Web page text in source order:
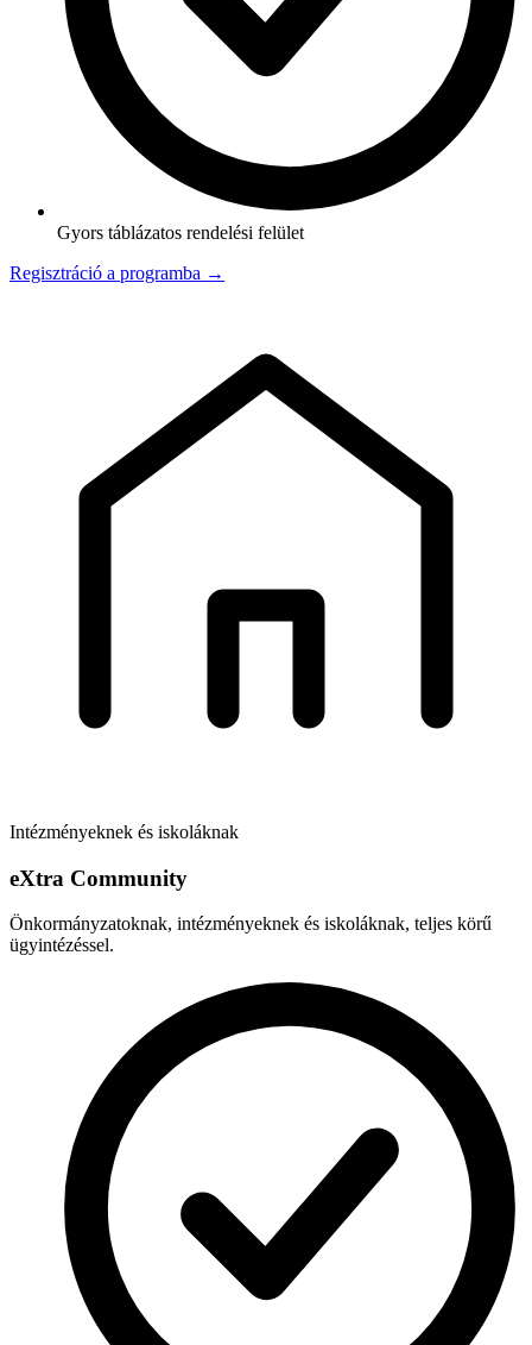
Gyors táblázatos rendelési felület
Regisztráció a programba →
Intézményeknek és iskoláknak
eXtra Community
Önkormányzatoknak, intézményeknek és iskoláknak, teljes körű
ügyintézéssel.